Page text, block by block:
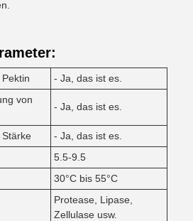
- Ja, das ist es.
von
- Ja, das ist es.
Stärke
- Ja, das ist es.
5.5-9.5
30°C bis 55°C
Protease, Lipase,
Zellulase usw.